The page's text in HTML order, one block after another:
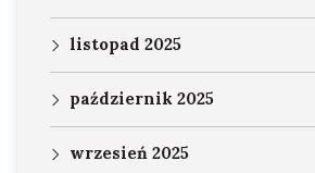
listopad 2025
październik 2025
wrzesień 2025